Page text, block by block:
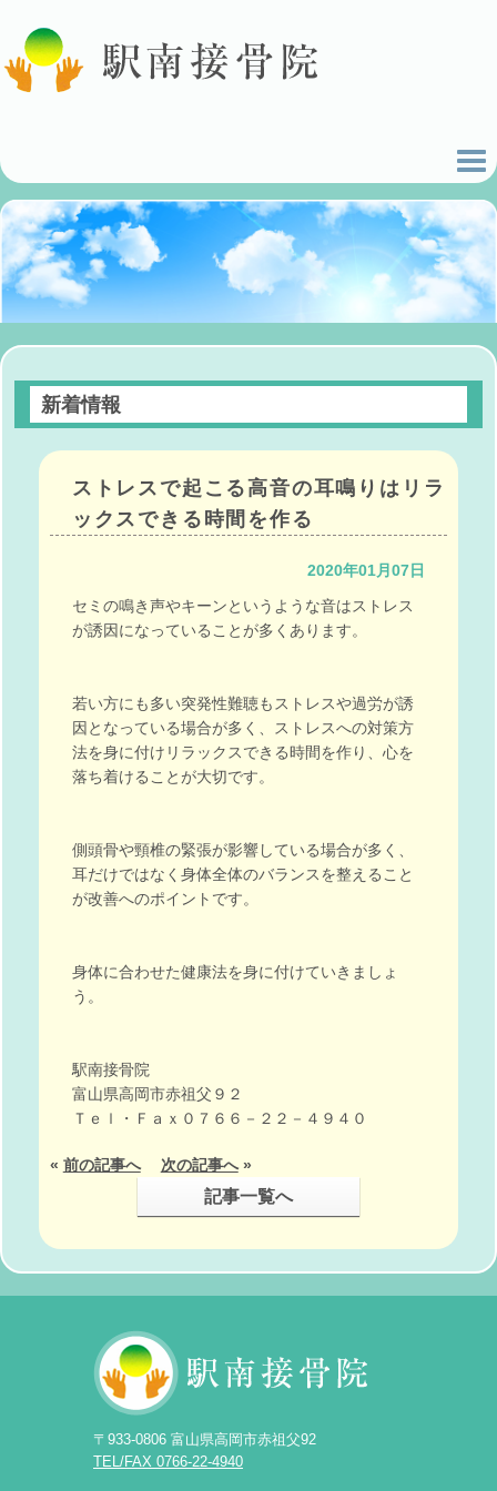
新着情報
ストレスで起こる高音の耳鳴りはリラ
ックスできる時間を作る
2020年01月07日
セミの鳴き声やキーンというような音はストレス
が誘因になっていることが多くあります。
若い方にも多い突発性難聴もストレスや過労が誘
因となっている場合が多く、ストレスへの対策方
法を身に付けリラックスできる時間を作り、心を
落ち着けることが大切です。
側頭骨や頸椎の緊張が影響している場合が多く、
耳だけではなく身体全体のバランスを整えること
が改善へのポイントです。
身体に合わせた健康法を身に付けていきましょ
う。
駅南接骨院
富山県高岡市赤祖父９２
Ｔｅｌ・Ｆａｘ０７６６－２２－４９４０
« 前の記事へ 次の記事へ»
記事一覧へ
〒933-0806 富山県高岡市赤祖父92
TEL/FAX 0766-22-4940